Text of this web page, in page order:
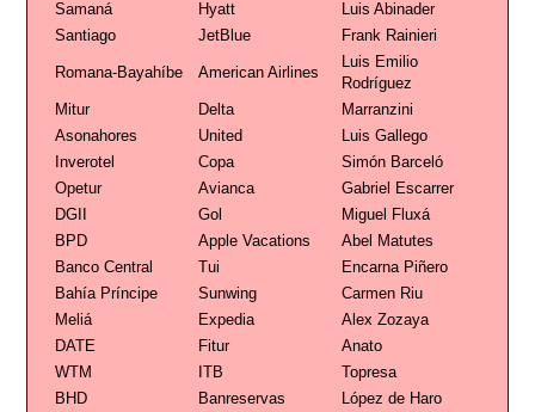
Samaná
Hyatt
Luis Abinader
Santiago
JetBlue Frank Rainieri
Romana-Bayahíbe American Airlines
Luis Emilio
Rodríguez
Mitur
Delta
Marranzini
Asonahores
United
Luis Gallego
Inverotel
Copa
Simón Barceló
Opetur
Avianca
Gabriel Escarrer
DGII
Gol
Miguel Fluxá
BPD
Apple Vacations
Abel Matutes
Banco Central
Tui
Encarna Piñero
Bahía Príncipe
Sunwing
Carmen Riu
Meliá
Expedia
Alex Zozaya
DATE
Fitur
Anato
WTM
ITB
Topresa
BHD
Banreservas López de Haro